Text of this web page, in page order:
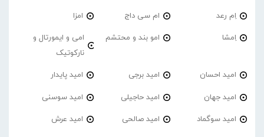
اِم رعد ام سی داج امزا
اِمشا امو بند و محتشم
امی و ایمورتال و
نارکوتیک
امید احسان امید برجی امید پایدار
امید جهان امید حاجیلی امید سوسنی
امید سوگماد امید صالحی امید عرش